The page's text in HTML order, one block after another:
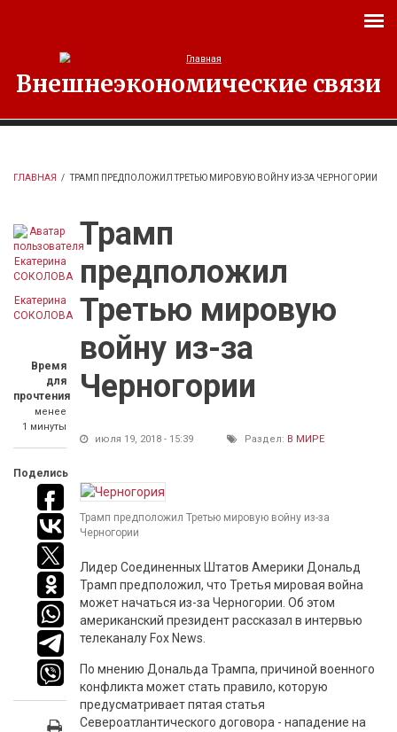
Внешнеэкономические связи
ГЛАВНАЯ / ТРАМП ПРЕДПОЛОЖИЛ ТРЕТЬЮ МИРОВУЮ ВОЙНУ ИЗ-ЗА ЧЕРНОГОРИИ
Екатерина
СОКОЛОВА
Время
для
прочтения
менее
1 минуты
Поделись
Трамп
предположил
Третью мировую
войну из-за
Черногории
июля 19, 2018 - 15:39 Раздел: В МИРЕ
Трамп предположил Третью мировую войну из-за
Черногории
Лидер Соединенных Штатов Америки Дональд
Трамп предположил, что Третья мировая война
может начаться из-за Черногории. Об этом
американский президент рассказал в интервью
телеканалу Fox News.
По мнению Дональда Трампа, причиной военного
конфликта может стать правило, которую
предусматривает пятая статья
Североатлантического договора - нападение на